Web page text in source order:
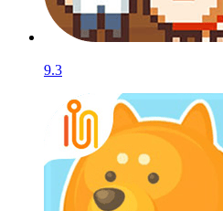
9.3